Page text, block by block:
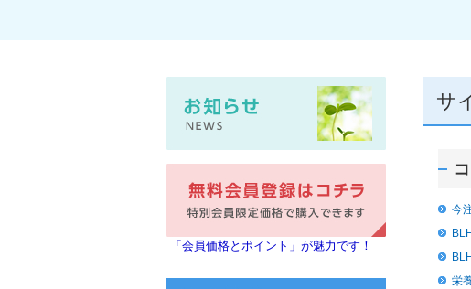
サ
今
栄
「会員価格とポイント」が魅力です！